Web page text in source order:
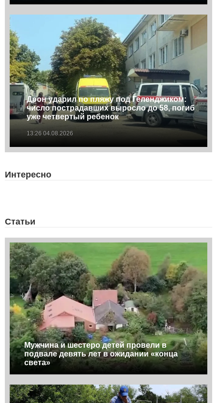
Дрон ударил по пляжу под Геленджиком:
число пострадавших выросло до 58, погиб
уже четвертый ребенок
13:26 04.08.2026
Интересно
Статьи
Мужчина и шестеро детей провели в
подвале девять лет в ожидании «конца
света»